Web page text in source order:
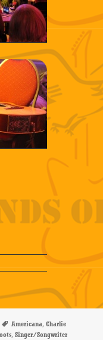
Schlagwörter
Americana,Charlie
,Singer/Songwriter